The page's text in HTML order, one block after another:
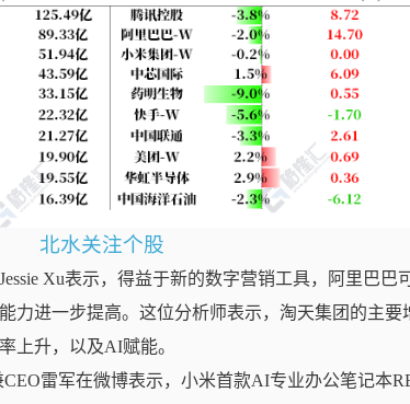
北水关注个股
Xu表示，得益于新的数字营销工具，阿里巴巴
力进一步提高。这位分析师表示，淘天集团的主要
上升，以及AI赋能。
雷军在微博表示，小米首款AI专业办公笔记本